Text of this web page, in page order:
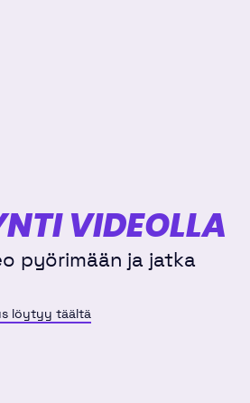
VIDEOLLA
pyörimään ja jatka
löytyy täältä